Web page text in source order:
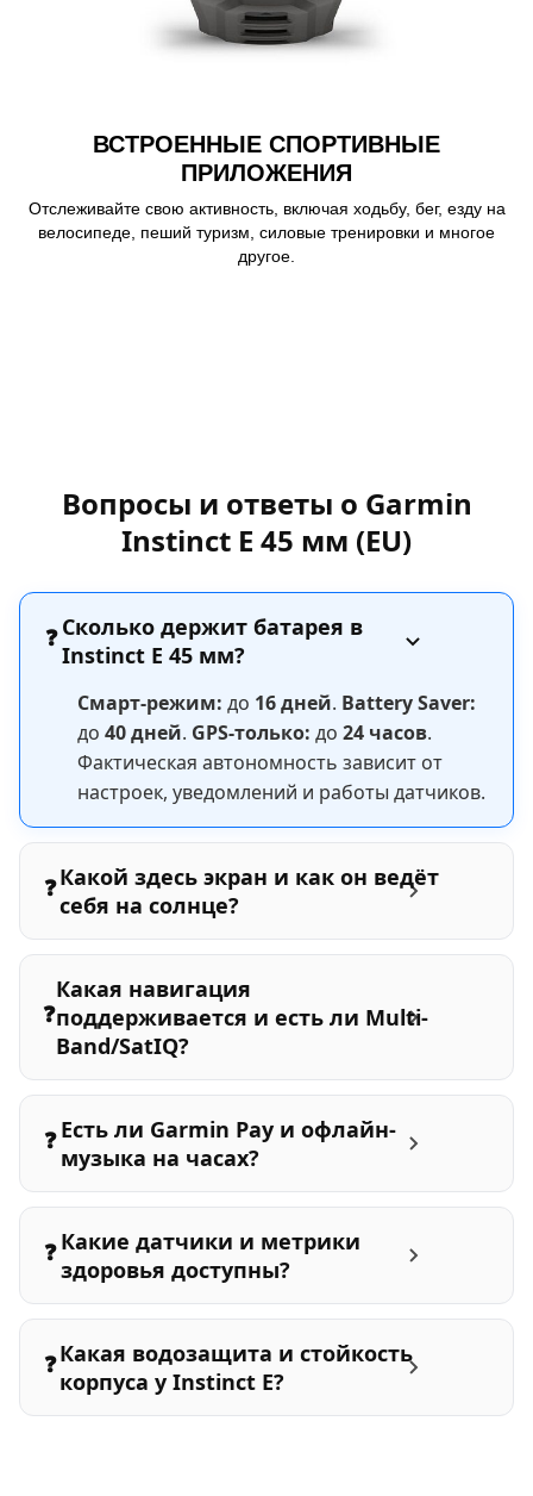
ВСТРОЕННЫЕ СПОРТИВНЫЕ
ПРИЛОЖЕНИЯ
Отслеживайте свою активность, включая ходьбу, бег, езду на
велосипеде, пеший туризм, силовые тренировки и многое
другое.
Вопросы и ответы о Garmin
Instinct E 45 мм (EU)
❓Сколько держит батарея в
Instinct E 45 мм?
Смарт-режим: до 16 дней. Battery Saver:
до 40 дней. GPS-только: до 24 часов.
Фактическая автономность зависит от
настроек, уведомлений и работы датчиков.
❓Какой здесь экран и как он ведёт
себя на солнце?
❓
Какая навигация
поддерживается и есть ли Multi-
Band/SatIQ?
❓Есть ли Garmin Pay и офлайн-
музыка на часах?
❓Какие датчики и метрики
здоровья доступны?
❓Какая водозащита и стойкость
корпуса у Instinct E?